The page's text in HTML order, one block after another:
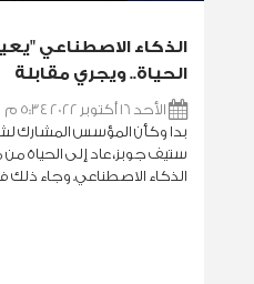
الذكاء الاصطناعي
الحياة.. ويجري مقابلة
الأحد 16 أكتوبر 2022 5:34 م
بدا وكأن المؤسس المشارك
ستيف جوبز، عاد إلى الحياة
الذكاء الاصطناعي. وجاء ذلك